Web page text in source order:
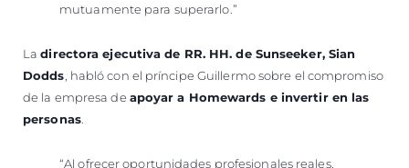
mutuamente para superarlo.”
Ladirectora ejecutiva de RR. HH. de Sunseeker, Sian
Dodds , habló con el príncipe Guillermo sobre el compromiso
de la empresa de apoyar a Homewards e invertir en las
personas.
“Al ofrecer oportunidades profesionales reales,